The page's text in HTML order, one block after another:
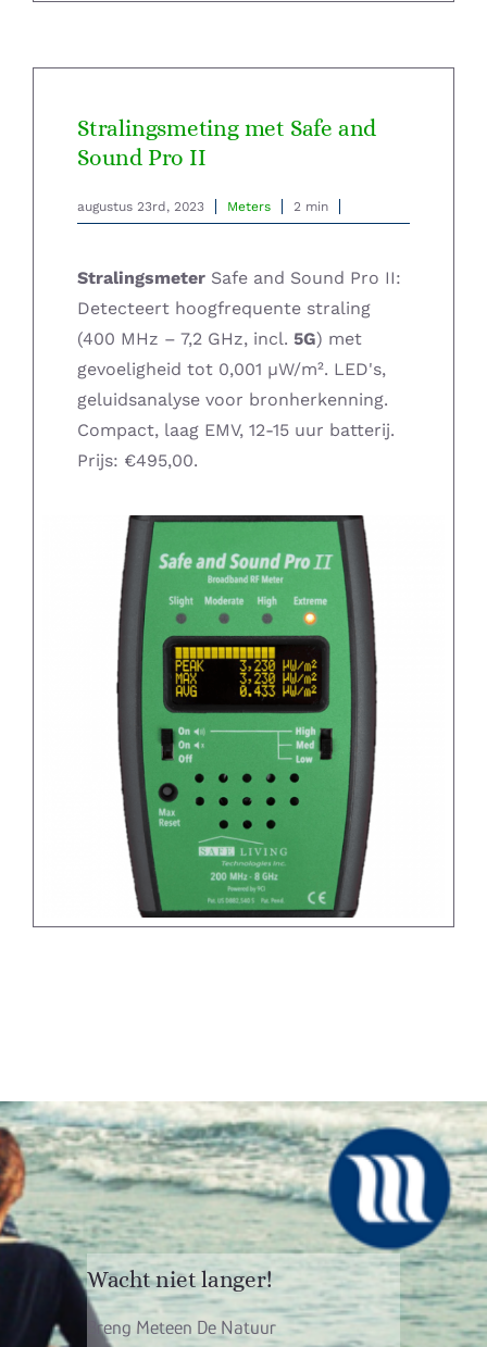
Stralingsmeting met Safe and
Sound Pro II
augustus 23rd, 2023 Meters 2 min
StralingsmeterSafe and Sound Pro II:
Detecteert hoogfrequente straling
(400 MHz – 7,2 GHz, incl. 5G) met
gevoeligheid tot 0,001 µW/m². LED's,
geluidsanalyse voor bronherkenning.
Compact, laag EMV, 12-15 uur batterij.
Prijs: €495,00.
Wacht niet langer!
Breng Meteen De Natuur